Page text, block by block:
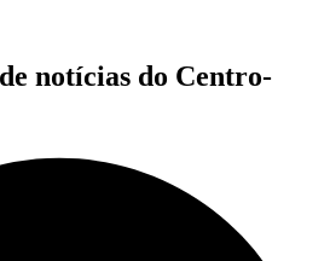
notícias do Centro-